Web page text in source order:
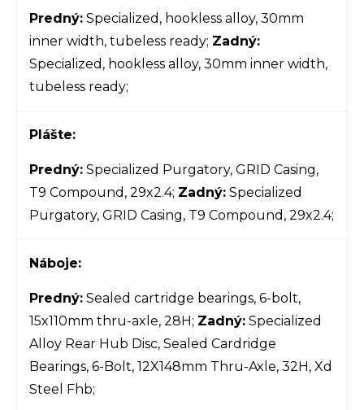
Predný: Specialized, hookless alloy, 30mm
inner width, tubeless ready; Zadný:
Specialized, hookless alloy, 30mm inner width,
tubeless ready;
Plášte:
Predný: Specialized Purgatory, GRID Casing,
T9 Compound, 29x2.4; Zadný: Specialized
Purgatory, GRID Casing, T9 Compound, 29x2.4;
Náboje:
Predný: Sealed cartridge bearings, 6-bolt,
15x110mm thru-axle, 28H; Zadný: Specialized
Alloy Rear Hub Disc, Sealed Cardridge
Bearings, 6-Bolt, 12X148mm Thru-Axle, 32H, Xd
Steel Fhb;